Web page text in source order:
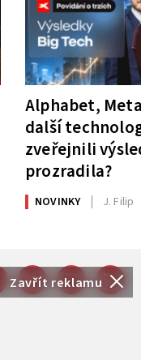
Zavřít reklamu
Alphabet,
další
zveřejnili
prozradila?
NOVINKY J. Filip